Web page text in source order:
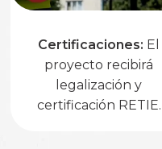
Certificaciones: El
proyecto recibirá
legalización y
certificación RETIE.